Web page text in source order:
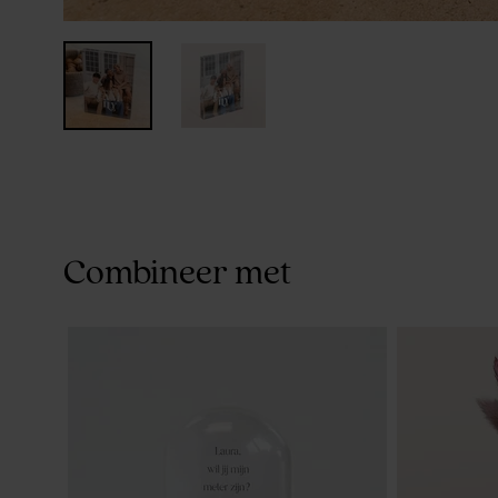
Combineer met